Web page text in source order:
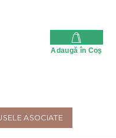
Adaugă în Coş
ASOCIATE